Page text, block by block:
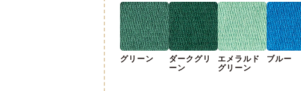
グリーン
ダークグリ
ーン
エメラルド
グリーン
ブルー